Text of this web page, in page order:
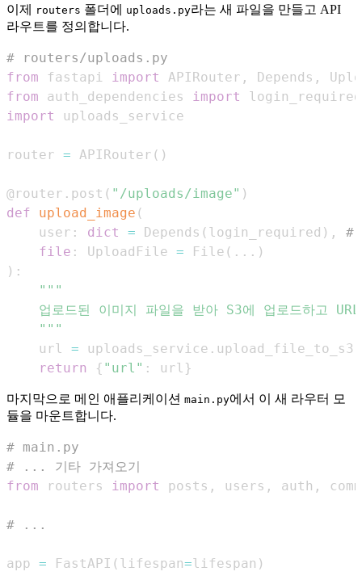
이제 routers 폴더에 uploads.py라는 새 파일을 만들고 API
라우트를 정의합니다.
# routers/uploads.py
from fastapi import APIRouter , Depends ,
from auth_dependencies import
import
router = APIRouter ( )
@router . post ( "/uploads/image" )
def
upload_image (
    user
: dict = Depends ( login_required ) ,
#
file : UploadFile = File ( . . . )
) :
    """
    url
= uploads_service . upload_file_to_s3
return
{ "url" : url }
마지막으로 메인 애플리케이션 main.py에서 이 새 라우터 모
듈을 마운트합니다.
# main.py
# ... 기타 가져오기
from routers import posts , users , auth ,
# ...
app = FastAPI ( lifespan=lifespan )